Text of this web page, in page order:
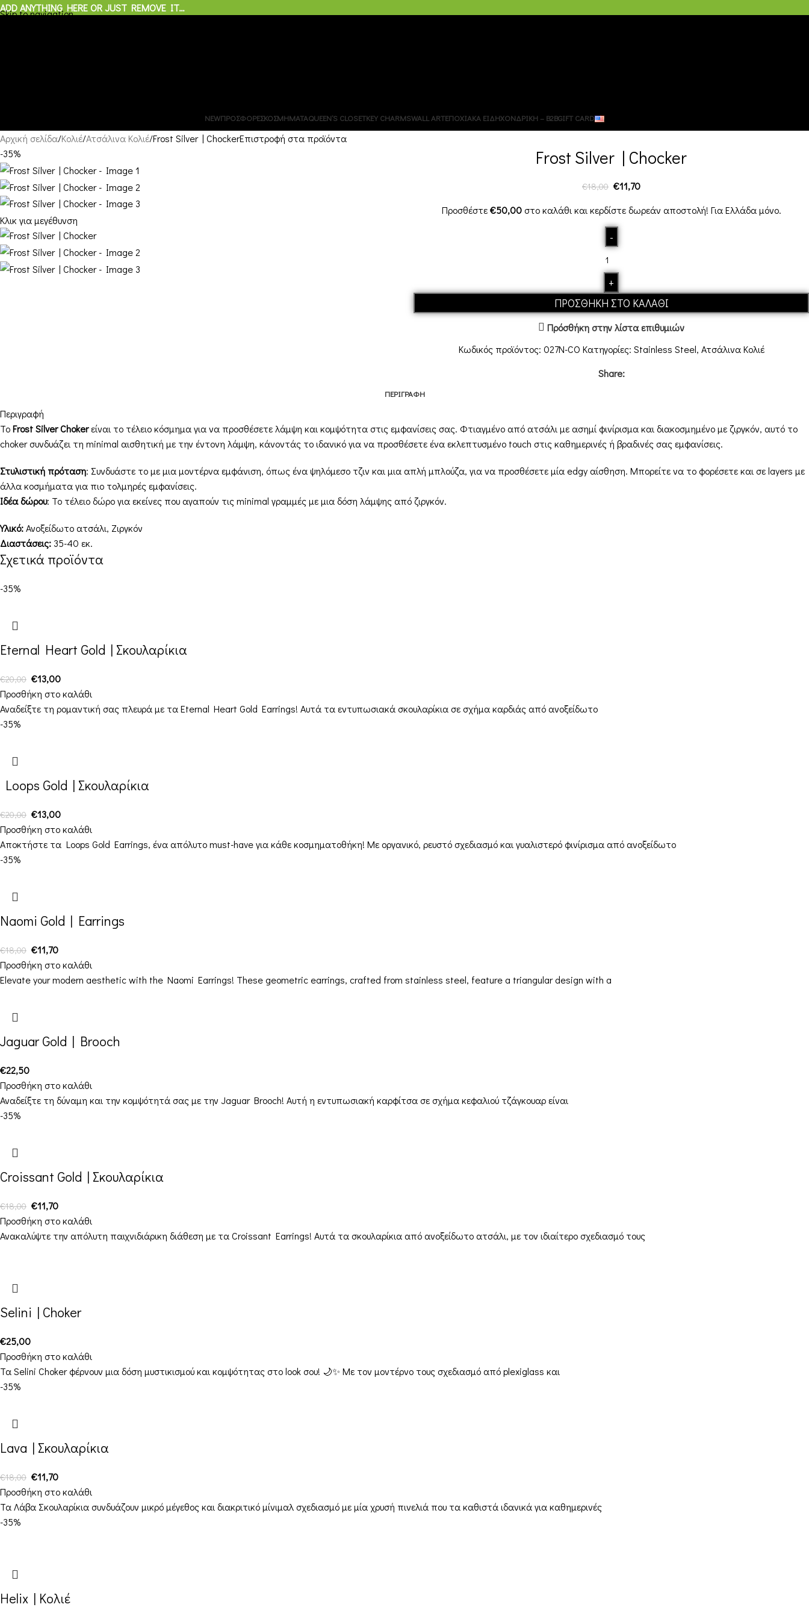
Skip to navigation
ADD ANYTHING HERE OR JUST REMOVE IT…
NEWΠΡΟΣΦΟΡΕΣΚΟΣΜΗΜΑΤΑQUEEN’S CLOSETKEY CHARMSWALL ARTΕΠΟΧΙΑΚΑ ΕΙΔΗΧΟΝΔΡΙΚΗ – B2BGIFT CARD
Αρχική σελίδα Κολιέ Ατσάλινα Κολιέ Frost Silver | ChockerΕπιστροφή στα προϊόντα
-35%
Κλικ για μεγέθυνση
Frost Silver | Chocker
€18,00 €11,70
Προσθέστε€50,00στο καλάθι και κερδίστε δωρεάν αποστολή! Για Ελλάδα μόνο.
ΠΡΟΣΘΉΚΗ ΣΤΟ ΚΑΛΆΘΙ
Πρόσθήκη στην λίστα επιθυμιών
Κωδικός προϊόντος: 027N-CO Κατηγορίες: Stainless Steel, Ατσάλινα Κολιέ
Share:
ΠΕΡΙΓΡΑΦΉ
Περιγραφή
ΤοFrost Silver Chokerείναι το τέλειο κόσμημα για να προσθέσετε λάμψη και κομψότητα στις εμφανίσεις σας. Φτιαγμένο από ατσάλι με ασημί φινίρισμα και διακοσμημένο με ζιργκόν, αυτό το
choker συνδυάζει τη minimal αισθητική με την έντονη λάμψη, κάνοντάς το ιδανικό για να προσθέσετε ένα εκλεπτυσμένο touch στις καθημερινές ή βραδινές σας εμφανίσεις.
Στυλιστική πρόταση: Συνδυάστε το με μια μοντέρνα εμφάνιση, όπως ένα ψηλόμεσο τζιν και μια απλή μπλούζα, για να προσθέσετε μία edgy αίσθηση. Μπορείτε να το φορέσετε και σε layers με
άλλα κοσμήματα για πιο τολμηρές εμφανίσεις.
Ιδέα δώρου: Το τέλειο δώρο για εκείνες που αγαπούν τις minimal γραμμές με μια δόση λάμψης από ζιργκόν.
Υλικό:Ανοξείδωτο ατσάλι, Ζιργκόν
Διαστάσεις: 35-40 εκ.
Σχετικά προϊόντα
-35%
Eternal Heart Gold | Σκουλαρίκια
€20,00 €13,00
Προσθήκη στο καλάθι
Αναδείξτε τη ρομαντική σας πλευρά με τα Eternal Heart Gold Earrings! Αυτά τα εντυπωσιακά σκουλαρίκια σε σχήμα καρδιάς από ανοξείδωτο
-35%
Loops Gold | Σκουλαρίκια
€20,00 €13,00
Προσθήκη στο καλάθι
Αποκτήστε τα Loops Gold Earrings, ένα απόλυτο must-have για κάθε κοσμηματοθήκη! Με οργανικό, ρευστό σχεδιασμό και γυαλιστερό φινίρισμα από ανοξείδωτο
-35%
Naomi Gold | Earrings
€18,00 €11,70
Προσθήκη στο καλάθι
Elevate your modern aesthetic with the Naomi Earrings! These geometric earrings, crafted from stainless steel, feature a triangular design with a
Jaguar Gold | Brooch
€22,50
Προσθήκη στο καλάθι
Αναδείξτε τη δύναμη και την κομψότητά σας με την Jaguar Brooch! Αυτή η εντυπωσιακή καρφίτσα σε σχήμα κεφαλιού τζάγκουαρ είναι
-35%
Croissant Gold | Σκουλαρίκια
€18,00 €11,70
Προσθήκη στο καλάθι
Ανακαλύψτε την απόλυτη παιχνιδιάρικη διάθεση με τα Croissant Earrings! Αυτά τα σκουλαρίκια από ανοξείδωτο ατσάλι, με τον ιδιαίτερο σχεδιασμό τους
Selini | Choker
€25,00
Προσθήκη στο καλάθι
Τα Selini Choker φέρνουν μια δόση μυστικισμού και κομψότητας στο look σου! 🌙✨ Με τον μοντέρνο τους σχεδιασμό από plexiglass και
-35%
Lava | Σκουλαρίκια
€18,00 €11,70
Προσθήκη στο καλάθι
Τα Λάβα Σκουλαρίκια συνδυάζουν μικρό μέγεθος και διακριτικό μίνιμαλ σχεδιασμό με μία χρυσή πινελιά που τα καθιστά ιδανικά για καθημερινές
-35%
Helix | Κολιέ